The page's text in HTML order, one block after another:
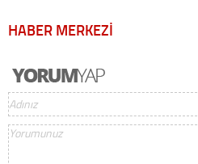
HABER MERKEZİ